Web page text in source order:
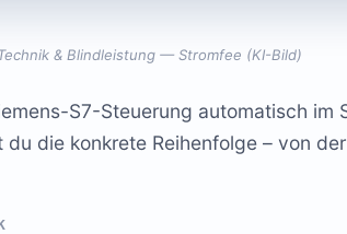
& Blindleistung — Stromfee (KI-Bild)
S7-Steuerung automatisch im
die konkrete Reihenfolge – von